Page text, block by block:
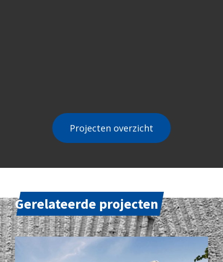
Projecten overzicht
Gerelateerde projecten